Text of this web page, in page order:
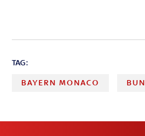
TAG:
BAYERN MONACO